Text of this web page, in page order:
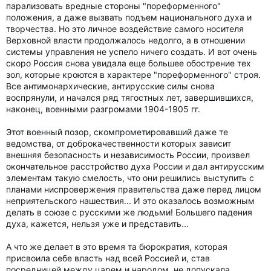
парализовать вредные стороны "пореформенного"
положения, а даже вызвать подъем национального духа и
творчества. Но это личное воздействие самого носителя
Верховной власти продолжалось недолго, а в отношении
системы управления не успело ничего создать. И вот очень
скоро Россия снова увидала еще большее обострение тех
зол, которые кроются в характере "пореформенного" строя.
Все антимонархические, антирусские силы снова
воспрянули, и начался ряд тягостных лет, завершившихся,
наконец, военными разгромами 1904-1905 гг.
Этот военный позор, скомпрометировавший даже те
ведомства, от доброкачественности которых зависит
внешняя безопасность и независимость России, произвел
окончательное расстройство духа России и дал антирусским
элементам такую смелость, что они решились выступить с
планами ниспровержения правительства даже перед лицом
неприятельского нашествия... И это оказалось возможным
делать в союзе с русскими же людьми! Большего падения
духа, кажется, нельзя уже и представить...
А что же делает в это время та бюрократия, которая
присвоила себе власть над всей Россией и, став